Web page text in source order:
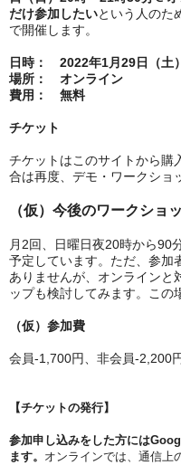
だけ参加したいという人のた
で開催します。
日時：　2022年1月29日（
場所：　オンライン
費用：　無料
チケット
チケットはこのサイトから購
合は再度、デモ・ワークショ
（仮）今後のワークショ
月2回、日曜日夜20時から90
予定しています。ただ、参加
ありませんが、オンラインと
ップも検討してみます。この
（仮） 参加費
会員-1,700円、非会員-2,200
【チケットの発行】
参加申し込みをした方には
ます。 オンラインでは、通信上